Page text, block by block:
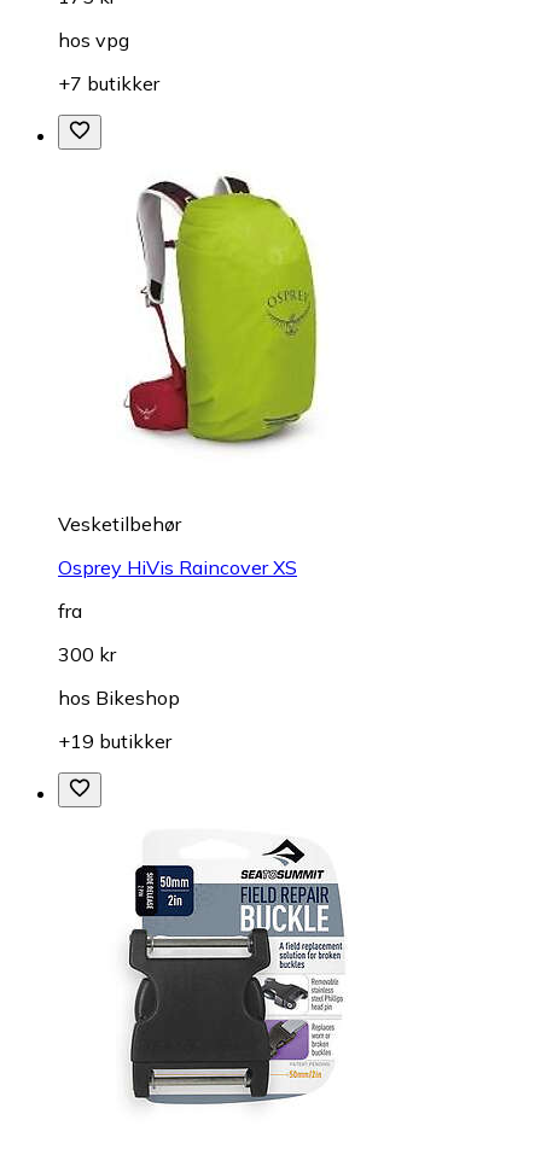
hos vpg
+7 butikker
Vesketilbehør
Osprey HiVis Raincover XS
fra
300 kr
hos Bikeshop
+19 butikker